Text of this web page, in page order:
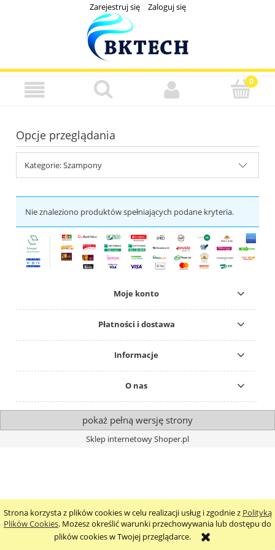
Strona korzysta z plików cookies w celu realizacji usług i zgodnie z Polityką
Plików Cookies. Możesz określić warunki przechowywania lub dostępu do
plików cookies w Twojej przeglądarce.
Zarejestruj się Zaloguj się
Opcje przeglądania
Kategorie: Szampony
Nie znaleziono produktów spełniających podane kryteria.
Moje konto
Płatności i dostawa
Informacje
O nas
pokaż pełną wersję strony
Sklep internetowy Shoper.pl